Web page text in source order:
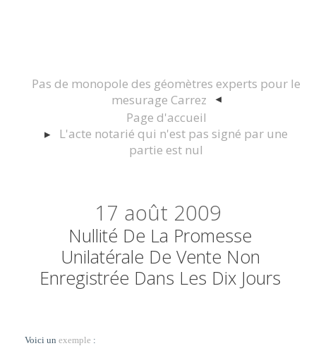
Pas de monopole des géomètres experts pour le
mesurage Carrez
Page d'accueil
L'acte notarié qui n'est pas signé par une
partie est nul
17 août 2009
Nullité De La Promesse
Unilatérale De Vente Non
Enregistrée Dans Les Dix Jours
Voici un exemple :